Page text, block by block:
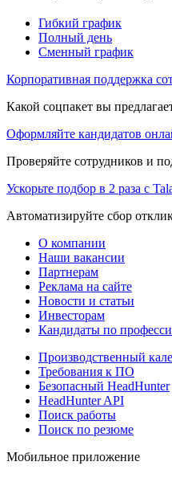
Гибкий график
Полный день
Сменный график
Корпоративная поддержка
Какой соцпакет вы
Оформляйте кандидатов
Проверяйте сотрудников и
Ускорьте подбор в 2 раза с
Автоматизируйте сбор
О компании
Наши вакансии
Партнерам
Реклама на сайте
Новости и статьи
Инвесторам
Кандидаты по
Производственный
Требования к ПО
Безопасный HeadHunter
HeadHunter API
Поиск работы
Поиск по резюме
Мобильное приложение